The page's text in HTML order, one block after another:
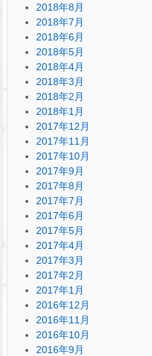
2018年8月
2018年7月
2018年6月
2018年5月
2018年4月
2018年3月
2018年2月
2018年1月
2017年12月
2017年11月
2017年10月
2017年9月
2017年8月
2017年7月
2017年6月
2017年5月
2017年4月
2017年3月
2017年2月
2017年1月
2016年12月
2016年11月
2016年10月
2016年9月